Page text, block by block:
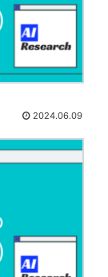
2024.06.09